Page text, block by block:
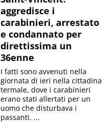
aggredisce i
carabinieri, arrestato
e condannato per
direttissima un
36enne
I fatti sono avvenuti nella
giornata di ieri nella cittadina
termale, dove i carabinieri
erano stati allertati per un
uomo che disturbava i
passanti. ...